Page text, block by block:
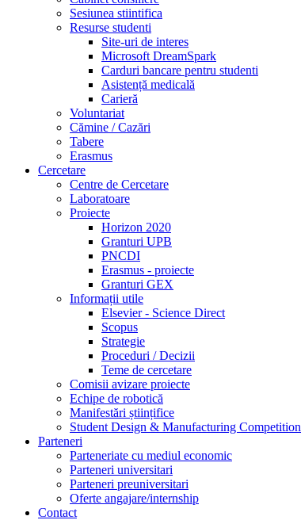
Sesiunea stiintifica
Resurse studenti
Site-uri de interes
Microsoft DreamSpark
Carduri bancare pentru studenti
Asistență medicală
Carieră
Voluntariat
Cămine / Cazări
Tabere
Erasmus
Cercetare
Centre de Cercetare
Laboratoare
Proiecte
Horizon 2020
Granturi UPB
PNCDI
Erasmus - proiecte
Granturi GEX
Informații utile
Elsevier - Science Direct
Scopus
Strategie
Proceduri / Decizii
Teme de cercetare
Comisii avizare proiecte
Echipe de robotică
Manifestări științifice
Student Design & Manufacturing Competition
Parteneri
Parteneriate cu mediul economic
Parteneri universitari
Parteneri preuniversitari
Oferte angajare/internship
Contact